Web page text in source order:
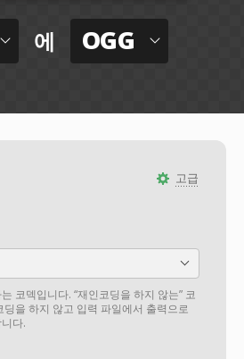
에 OGG
고급
코덱입니다. “재인코딩을 하지 않는” 코
을 하지 않고 입력 파일에서 출력으로
다.